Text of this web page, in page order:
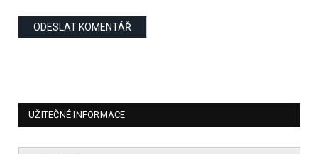
UŽITEČNÉ INFORMACE